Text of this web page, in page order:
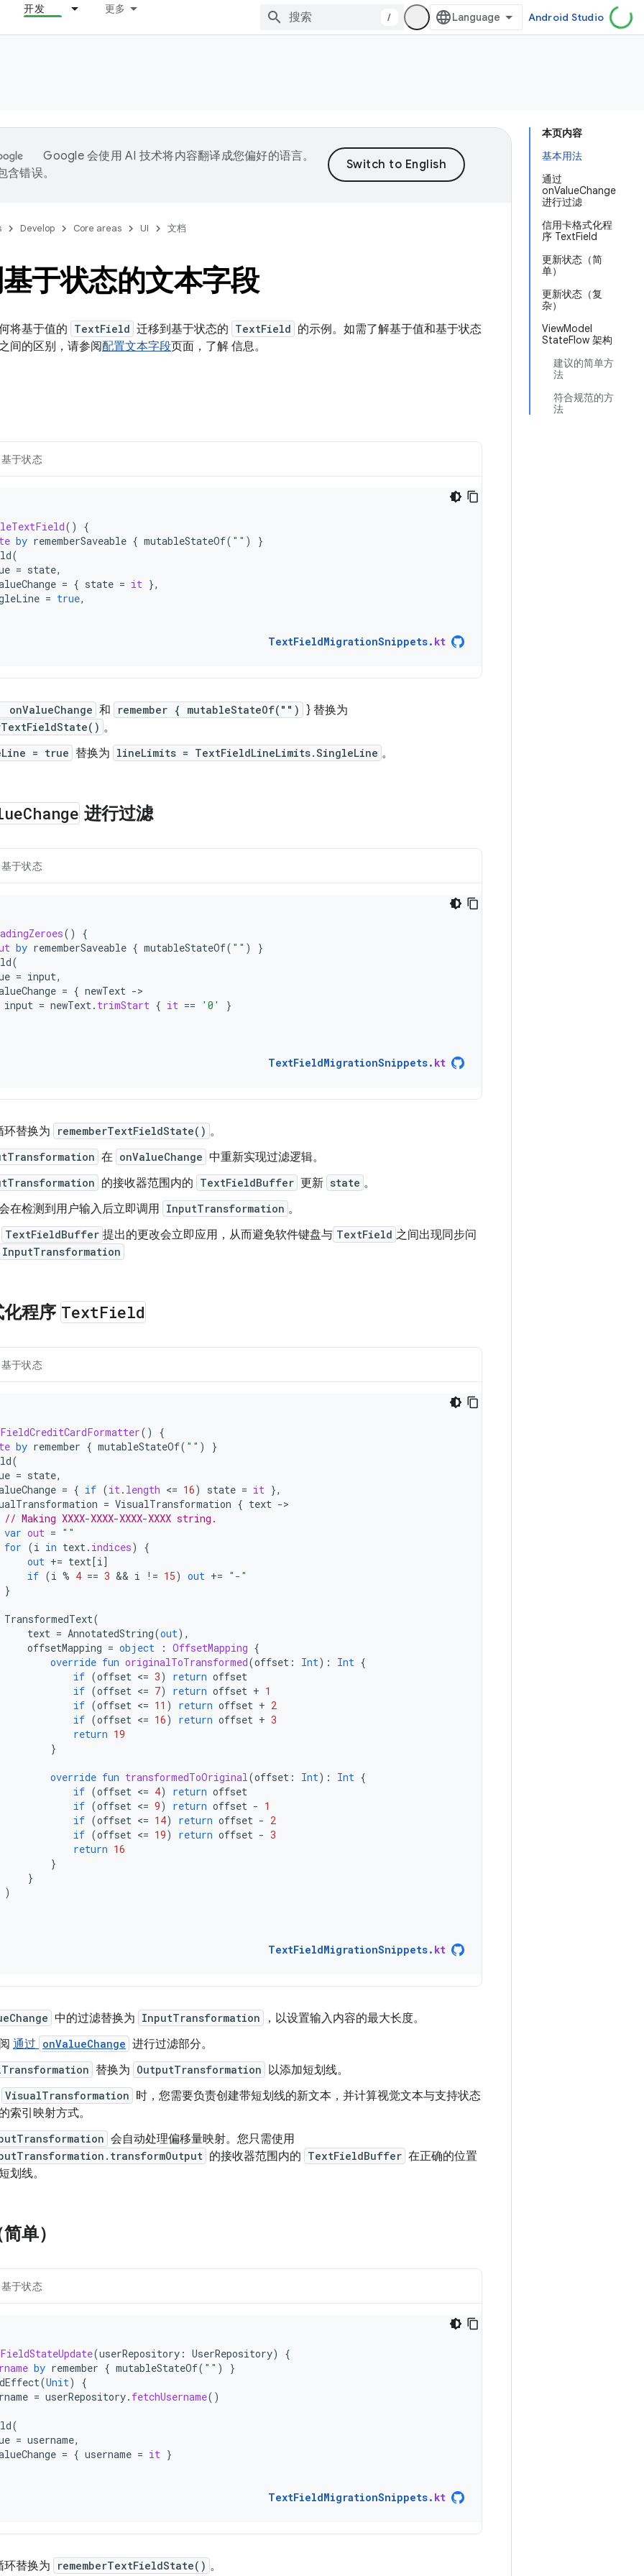
开发 更多
/ Android Studio
本页内容
基本用法
通过
onValueChange
进行过滤
信用卡格式化程
序 TextField
更新状态（简
单）
更新状态（复
杂）
ViewModel
StateFlow 架构
建议的简单方
法
符合规范的方
法
Google 会使用 AI 技术将内容翻译成您偏好的语言。
含错误。
Develop Core areas UI 文档
于状态的文本字段
将基于值的 TextField 迁移到基于状态的 TextField 的示例。如需了解基于值和基于状态
间的区别，请参阅配置文本字段页面，了解 信息。
基于状态
()
{
by rememberSaveable { mutableStateOf( "" )
}
(
= state,
= { state = it },
= true,
TextFieldMigrationSnippets. kt
和 remember { mutableStateOf("") } 替换为
。
= true 替换为 lineLimits = TextFieldLineLimits.SingleLine 。
Change 进行过滤
基于状态
()
{
by rememberSaveable { mutableStateOf( "" )
}
(
= input,
= { newText -
input = newText. trimStart { it == '0' }
TextFieldMigrationSnippets. kt
环替换为 rememberTextFieldState() 。
在 onValueChange 中重新实现过滤逻辑。
的接收器范围内的 TextFieldBuffer 更新 state 。
在检测到用户输入后立即调用 InputTransformation 。
TextFieldBuffer 提出的更改会立即应用，从而避免软件键盘与 TextField 之间出现同步问
InputTransformation
程序 TextField
基于状态
()
{
by remember { mutableStateOf( "" )
}
(
= state,
= { if (it. length <= 16) state = it },
= VisualTransformation { text -
// Making XXXX-XXXX-XXXX-XXXX string.
var out = ""
for (i in text. indices)
{
out += text[i]
if (i % 4 == 3 && i != 15) out += "-"
}
TransformedText(
text = AnnotatedString(out),
offsetMapping = object : OffsetMapping {
override fun originalToTransformed(offset : Int): Int {
if (offset <= 3) return offset
if (offset <= 7) return offset + 1
if (offset <= 11 ) return offset + 2
if (offset <= 16) return offset + 3
return 19
}
override fun transformedToOriginal(offset : Int): Int {
if (offset <= 4) return offset
if (offset <= 9) return offset - 1
if (offset <= 14) return offset - 2
if (offset <= 19) return offset - 3
return 16
}
}
)
TextFieldMigrationSnippets. kt
中的过滤替换为 InputTransformation
，以设置输入内容的最大长度。
通过 onValueChange 进行过滤部分。
替换为 OutputTransformation 以添加短划线。
VisualTransformation 时，您需要负责创建带短划线的新文本，并计算视觉文本与支持状态
索引映射方式。
会自动处理偏移量映射。您只需使用
的接收器范围内的 TextFieldBuffer 在正确的位置
划线。
单）
基于状态
(userRepository : UserRepository)
{
by remember { mutableStateOf( "" )
}
(Unit)
{
= userRepository. fetchUsername()
(
= username,
= { username = it }
TextFieldMigrationSnippets. kt
环替换为 rememberTextFieldState() 。